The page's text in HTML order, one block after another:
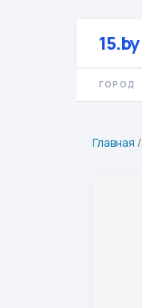
15.by
ГОРОД
Главная /